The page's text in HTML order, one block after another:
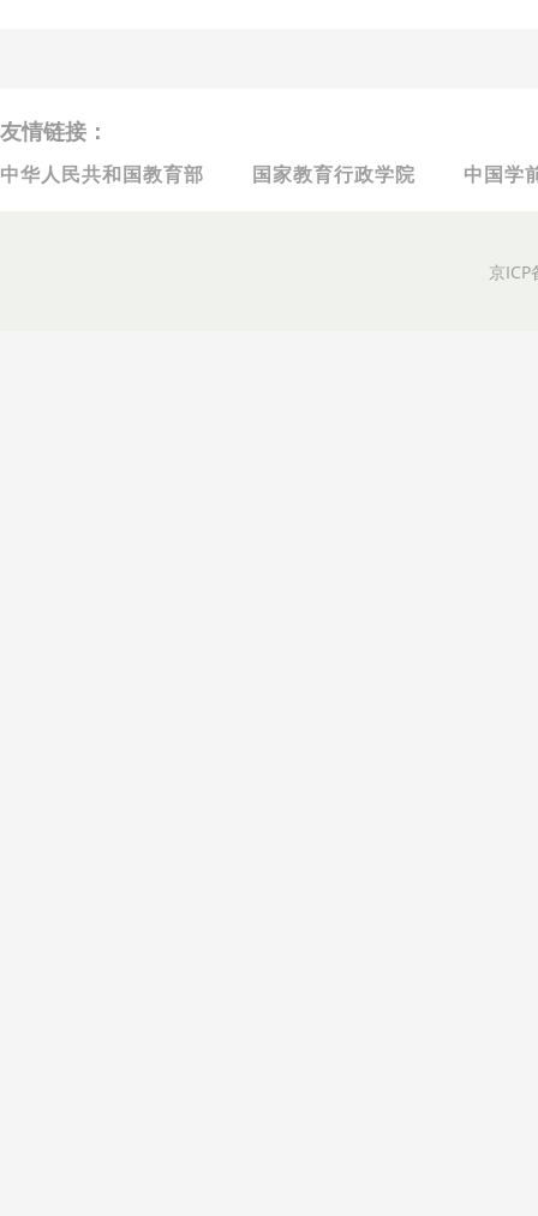
友情链接：
中华人民共和国教育部 国家教育行政学院 中国学
京